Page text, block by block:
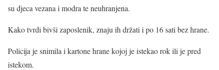
su djeca vezana i modra te neuhranjena.
Kako tvrdi bivši zaposlenik, znaju ih držati i po 16 sati bez hrane.
Policija je snimila i kartone hrane kojoj je istekao rok ili je pred
istekom.